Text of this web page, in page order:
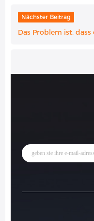
Nächster Beitrag
Das Problem ist,